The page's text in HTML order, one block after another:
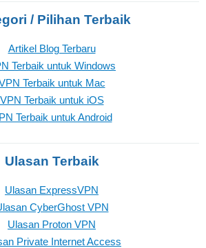
/ Pilihan Terbaik
Artikel Blog Terbaru
Terbaik untuk Windows
Terbaik untuk Mac
VPN Terbaik untuk iOS
Terbaik untuk Android
Ulasan Terbaik
Ulasan ExpressVPN
CyberGhost VPN
Ulasan Proton VPN
Private Internet Access